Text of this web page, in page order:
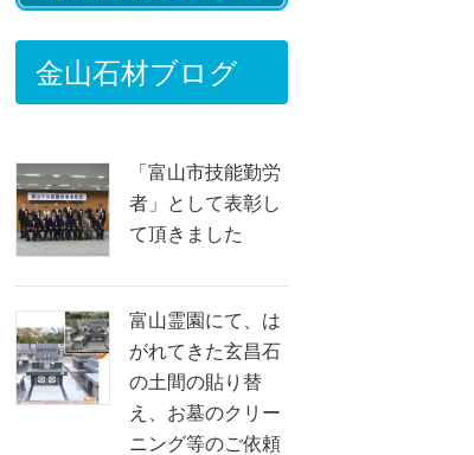
金山石材ブログ
「富山市技能勤労
者」として表彰し
て頂きました
富山霊園にて、は
がれてきた玄昌石
の土間の貼り替
え、お墓のクリー
ニング等のご依頼